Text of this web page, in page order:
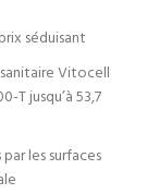
séduisant
Vitocell
jusqu’à 53,7
les surfaces